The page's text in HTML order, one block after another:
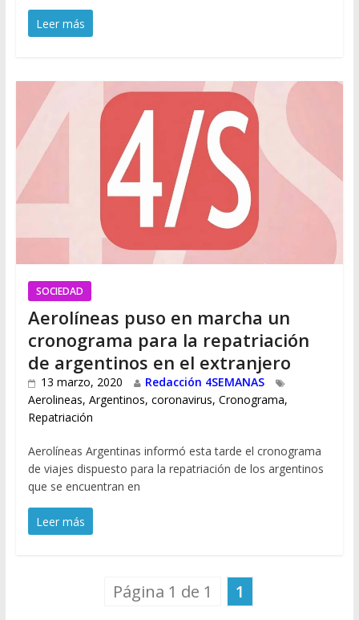
Leer más
SOCIEDAD
Aerolíneas puso en marcha un
cronograma para la repatriación
de argentinos en el extranjero
13 marzo, 2020
Redacción 4SEMANAS
Aerolineas, Argentinos, coronavirus, Cronograma,
Repatriación
Aerolíneas Argentinas informó esta tarde el cronograma
de viajes dispuesto para la repatriación de los argentinos
que se encuentran en
Leer más
Página 1 de 1 1